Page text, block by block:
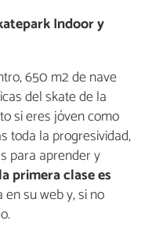
Indoor y
650 m2 de nave
del skate de la
si eres jóven como
toda la progresividad,
para aprender y
primera clase es
su web y, si no